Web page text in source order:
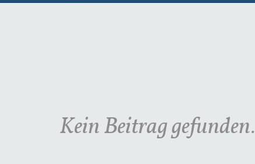
Kein Beitrag gefunden.